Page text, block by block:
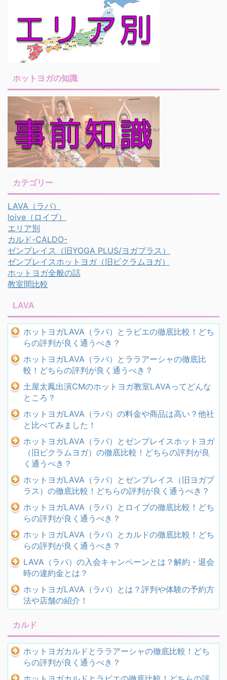
ホットヨガの知識
カテゴリー
LAVA（ラバ）
loive（ロイブ）
エリア別
カルド-CALDO-
ゼンプレイス（旧YOGA PLUS/ヨガプラス）
ゼンプレイスホットヨガ（旧ビクラムヨガ）
ホットヨガ全般の話
教室間比較
LAVA
ホットヨガLAVA（ラバ）とラビエの徹底比較！どち
らの評判が良く通うべき？
ホットヨガLAVA（ラバ）とララアーシャの徹底比
較！どちらの評判が良く通うべき？
土屋太鳳出演CMのホットヨガ教室LAVAってどんな
ところ？
ホットヨガLAVA（ラバ）の料金や商品は高い？他社
と比べてみました！
ホットヨガLAVA（ラバ）とゼンプレイスホットヨガ
（旧ビクラムヨガ）の徹底比較！どちらの評判が良
く通うべき？
ホットヨガLAVA（ラバ）とゼンプレイス（旧ヨガプ
ラス）の徹底比較！どちらの評判が良く通うべき？
ホットヨガLAVA（ラバ）とロイブの徹底比較！どち
らの評判が良く通うべき？
ホットヨガLAVA（ラバ）とカルドの徹底比較！どち
らの評判が良く通うべき？
LAVA（ラバ）の入会キャンペーンとは？解約・退会
時の違約金とは？
ホットヨガLAVA（ラバ）とは？評判や体験の予約方
法や店舗の紹介！
カルド
ホットヨガカルドとララアーシャの徹底比較！どち
らの評判が良く通うべき？